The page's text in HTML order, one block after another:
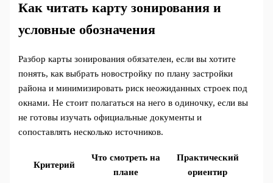
Как читать карту зонирования и
условные обозначения
Разбор карты зонирования обязателен, если вы хотите
понять, как выбрать новостройку по плану застройки
района и минимизировать риск неожиданных строек под
окнами. Не стоит полагаться на него в одиночку, если вы
не готовы изучать официальные документы и
сопоставлять несколько источников.
Критерий
Что смотреть на
плане
Практический
ориентир